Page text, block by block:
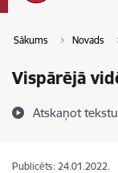
Sākums Novads
Vispārējā
Atskaņot tekstu
Publicēts: 24.01.2022.